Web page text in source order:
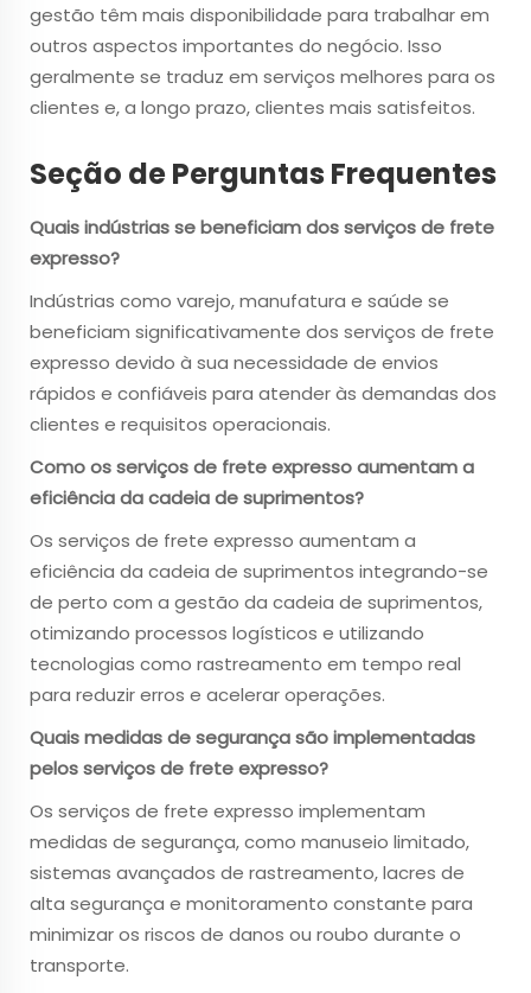
gestão têm mais disponibilidade para trabalhar em
outros aspectos importantes do negócio. Isso
geralmente se traduz em serviços melhores para os
clientes e, a longo prazo, clientes mais satisfeitos.
Seção de Perguntas Frequentes
Quais indústrias se beneficiam dos serviços de frete
expresso?
Indústrias como varejo, manufatura e saúde se
beneficiam significativamente dos serviços de frete
expresso devido à sua necessidade de envios
rápidos e confiáveis para atender às demandas dos
clientes e requisitos operacionais.
Como os serviços de frete expresso aumentam a
eficiência da cadeia de suprimentos?
Os serviços de frete expresso aumentam a
eficiência da cadeia de suprimentos integrando-se
de perto com a gestão da cadeia de suprimentos,
otimizando processos logísticos e utilizando
tecnologias como rastreamento em tempo real
para reduzir erros e acelerar operações.
Quais medidas de segurança são implementadas
pelos serviços de frete expresso?
Os serviços de frete expresso implementam
medidas de segurança, como manuseio limitado,
sistemas avançados de rastreamento, lacres de
alta segurança e monitoramento constante para
minimizar os riscos de danos ou roubo durante o
transporte.